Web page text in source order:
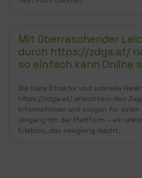
Mit überraschender
durch https://zdga.at/
so einfach kann Online
Die klare Struktur und schnelle
https://zdga.at/ erleichtern den
Informationen und sorgen für einen
Umgang mit der Plattform – ein
Erlebnis, das neugierig macht.